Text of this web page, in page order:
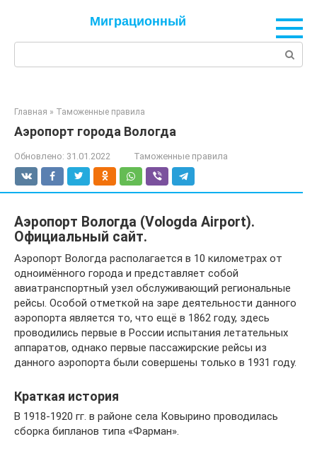
Миграционный
Главная » Таможенные правила
Аэропорт города Вологда
Обновлено: 31.01.2022 Таможенные правила
Аэропорт Вологда (Vologda Airport).
Официальный сайт.
Аэропорт Вологда располагается в 10 километрах от
одноимённого города и представляет собой
авиатранспортный узел обслуживающий региональные
рейсы. Особой отметкой на заре деятельности данного
аэропорта является то, что ещё в 1862 году, здесь
проводились первые в России испытания летательных
аппаратов, однако первые пассажирские рейсы из
данного аэропорта были совершены только в 1931 году.
Краткая история
В 1918-1920 гг. в районе села Ковырино проводилась
сборка бипланов типа «Фарман».